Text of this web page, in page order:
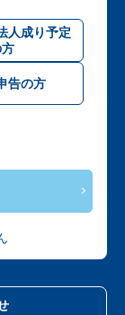
人成り予定
告の方